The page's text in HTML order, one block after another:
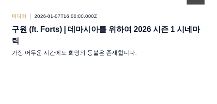
미디어 2026-01-07T16:00:00.000Z
구원 (ft. Forts) | 데마시아를 위하여 2026 시즌 1 시네마
틱
가장 어두운 시간에도 희망의 등불은 존재합니다.